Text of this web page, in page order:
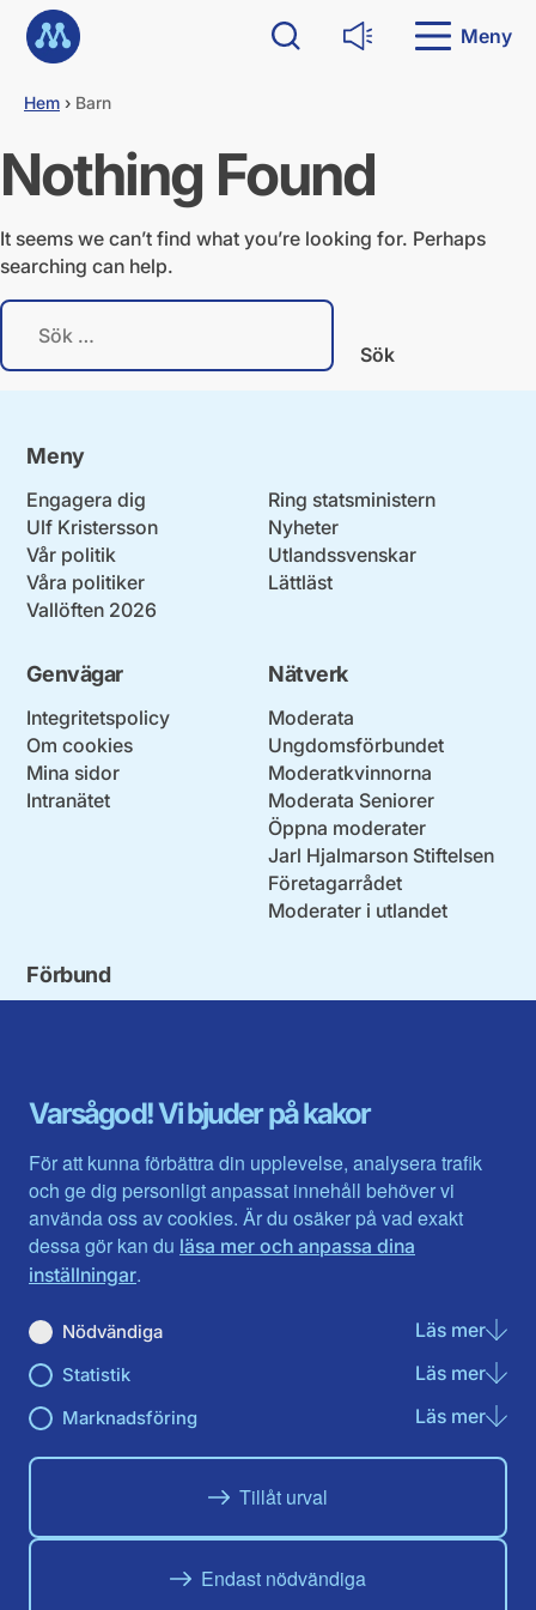
Varsågod! Vi bjuder på kakor
För att kunna förbättra din upplevelse, analysera trafik
och ge dig personligt anpassat innehåll behöver vi
använda oss av cookies. Är du osäker på vad exakt
dessa gör kan du läsa mer och anpassa dina
inställningar.
Nödvändiga Läs merom
Statistik Läs merom
Marknadsföring Läs merom
Tillåt urval
Endast nödvändiga
k
t
i
l
l
i
e
Sök
Läs upp Meny
Hem › Barn
Nothing Found
It seems we can’t find what you’re looking for. Perhaps
searching can help.
S
k
Meny
Engagera dig
Ulf Kristersson
Vår politik
Våra politiker
Vallöften 2026
Ring statsministern
Nyheter
Utlandssvenskar
Lättläst
Genvägar
Integritetspolicy
Om cookies
Mina sidor
Intranätet
Nätverk
Moderata
Ungdomsförbundet
Moderatkvinnorna
Moderata Seniorer
Öppna moderater
Jarl Hjalmarson Stiftelsen
Företagarrådet
Moderater i utlandet
Förbund
Gävleborg
Halland
Jämtlands län
Jönköpings län
Kalmar län
Kronobergs län
Norrbotten
Skåne län
Värmlands län
Västerbotten
Västra Götaland
Västernorrland
Västmanland
Örebro län
Östergötland
Du hittar oss här på sociala medier
Facebook
Instagram